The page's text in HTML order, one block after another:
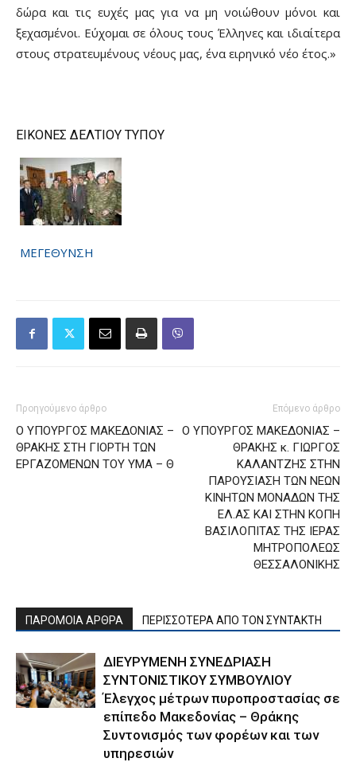
δώρα και τις ευχές μας για να μη νοιώθουν μόνοι και
ξεχασμένοι. Εύχομαι σε όλους τους Έλληνες και ιδιαίτερα
στους στρατευμένους νέους μας, ένα ειρηνικό νέο έτος.»
ΕΙΚΟΝΕΣ ΔΕΛΤΙΟΥ ΤΥΠΟΥ
ΜΕΓΕΘΥΝΣΗ
Προηγούμενο άρθρο
Ο ΥΠΟΥΡΓΟΣ ΜΑΚΕΔΟΝΙΑΣ –
ΘΡΑΚΗΣ ΣΤΗ ΓΙΟΡΤΗ ΤΩΝ
ΕΡΓΑΖΟΜΕΝΩΝ ΤΟΥ ΥΜΑ – Θ
Επόμενο άρθρο
Ο ΥΠΟΥΡΓΟΣ ΜΑΚΕΔΟΝΙΑΣ –
ΘΡΑΚΗΣ κ. ΓΙΩΡΓΟΣ
ΚΑΛΑΝΤΖΗΣ ΣΤΗΝ
ΠΑΡΟΥΣΙΑΣΗ ΤΩΝ ΝΕΩΝ
ΚΙΝΗΤΩΝ ΜΟΝΑΔΩΝ ΤΗΣ
ΕΛ.ΑΣ ΚΑΙ ΣΤΗΝ ΚΟΠΗ
ΒΑΣΙΛΟΠΙΤΑΣ ΤΗΣ ΙΕΡΑΣ
ΜΗΤΡΟΠΟΛΕΩΣ
ΘΕΣΣΑΛΟΝΙΚΗΣ
ΠΑΡΟΜΟΙΑ ΑΡΘΡΑ ΠΕΡΙΣΣΟΤΕΡΑ ΑΠΟ ΤΟΝ ΣΥΝΤΑΚΤΗ
ΔΙΕΥΡΥΜΕΝΗ ΣΥΝΕΔΡΙΑΣΗ
ΣΥΝΤΟΝΙΣΤΙΚΟΥ ΣΥΜΒΟΥΛΙΟΥ
Έλεγχος μέτρων πυροπροστασίας σε
επίπεδο Μακεδονίας – Θράκης
Συντονισμός των φορέων και των
υπηρεσιών